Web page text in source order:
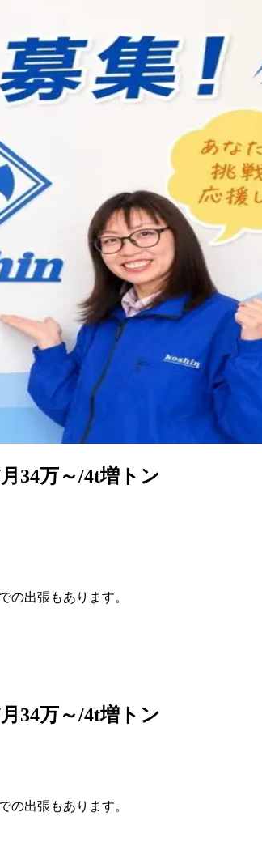
34万～/4t増トン
の出張もあります。
34万～/4t増トン
の出張もあります。